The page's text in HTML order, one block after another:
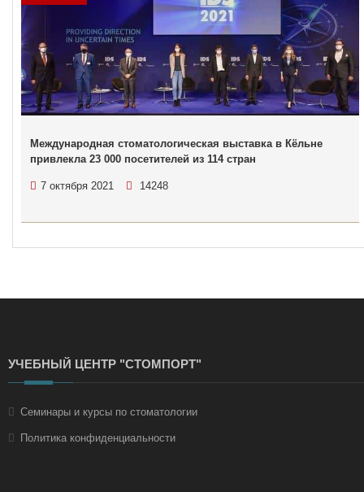
Международная стоматологическая выставка в Кёльне
привлекла 23 000 посетителей из 114 стран
7 октября 2021 14248
УЧЕБНЫЙ ЦЕНТР "СТОМПОРТ"
Семинары и курсы по стоматологии
Политика конфиденциальности